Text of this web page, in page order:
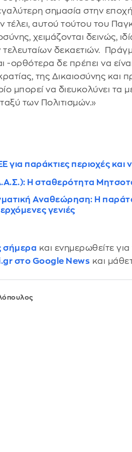
σημασία στην
τέλει, αυτού τούτου του
χειμάζονται δεινώς,
δεκαετιών.
-ορθότερα δε πρέπει να
της Δικαιοσύνης και
μπορεί να διευκολύνει τα
των Πολιτισμών.»
για παράκτιες περιοχές και
Η σταθερότητα
Αναθεώρηση: Η
γενιές
σήμερα και ενημερωθείτε
στο Google News και